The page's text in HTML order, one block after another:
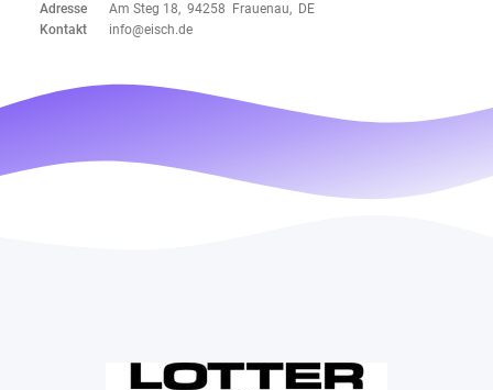
Adresse
Am Steg 18, 94258 Frauenau, DE
Kontakt
info@eisch.de